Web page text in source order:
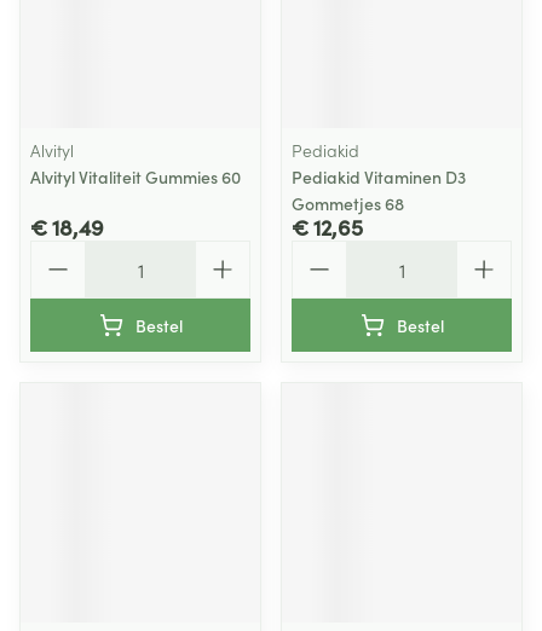
Alvityl
Alvityl Vitaliteit Gummies 60
€ 18,49
Bestel
Pediakid
Pediakid Vitaminen D3
Gommetjes 68
€ 12,65
Bestel